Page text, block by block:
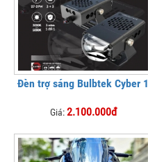
Đèn trợ sáng Bulbtek Cyber 1
Giá:2.100.000đ